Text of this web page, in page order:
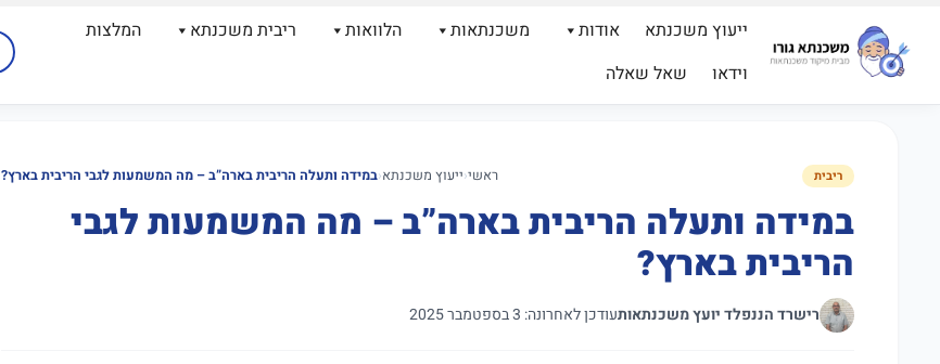
ייעוץ משכנתא אודות משכנתאות הלוואות ריבית משכנתא
המלצות
וידאו
שאל שאלה
ריבית ראשי‹ייעוץ משכנתא‹במידה ותעלה הריבית בארה”ב – מה המשמעות לגבי הריבית בארץ?
במידה ותעלה הריבית בארה”ב – מה המשמעות לגבי
הריבית בארץ?
רישרד הננפלד יועץ משכנתאותעודכן לאחרונה: 3 בספטמבר 2025